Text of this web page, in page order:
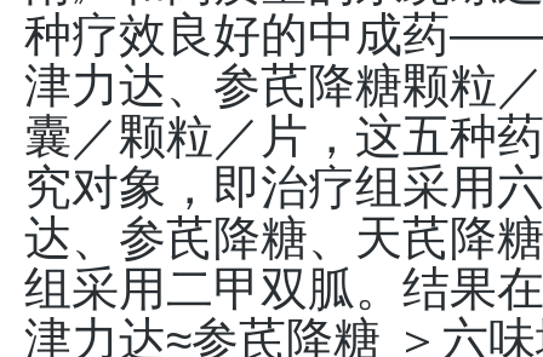
种疗效良好的中成药
津力达、参芪降糖颗粒
囊／颗粒／片，这五种
究对象，即治疗组采用
达、参芪降糖、天芪降
组采用二甲双胍。结果
津力达≈参芪降糖 ＞六